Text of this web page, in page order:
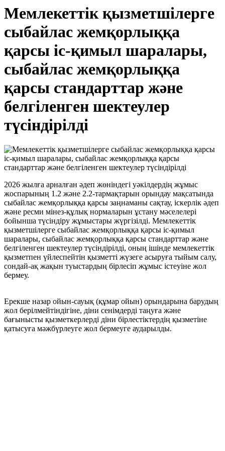
Мемлекеттік қызметшілерге
сыбайлас жемқорлыққа
қарсы іс-қимыл шаралары,
сыбайлас жемқорлыққа
қарсы стандарттар және
белгіленген шектеулер
түсіндірілді
2026 жылға арналған әдеп жөніндегі уәкілдердің жұмыс
жоспарының 1.2 және 2.2-тармақтарын орындау мақсатында
сыбайлас жемқорлыққа қарсы заңнаманы сақтау, іскерлік әдеп
және ресми мінез-құлық нормаларын ұстану мәселелері
бойынша түсіндіру жұмыстары жүргізілді. Мемлекеттік
қызметшілерге сыбайлас жемқорлыққа қарсы іс-қимыл
шаралары, сыбайлас жемқорлыққа қарсы стандарттар және
белгіленген шектеулер түсіндірілді, оның ішінде мемлекеттік
қызметпен үйлеспейтін қызметті жүзеге асыруға тыйым салу,
сондай-ақ жақын туыстардың бірлесіп жұмыс істеуіне жол
бермеу.
Ерекше назар ойын-сауық (құмар ойын) орындарына барудың
жол берілмейтіндігіне, діни сенімдерді таңуға және
бағынысты қызметкерлерді діни бірлестіктердің қызметіне
қатысуға мәжбүрлеуге жол бермеуге аударылды.